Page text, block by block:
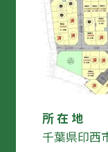
所 在 地
千葉県印西